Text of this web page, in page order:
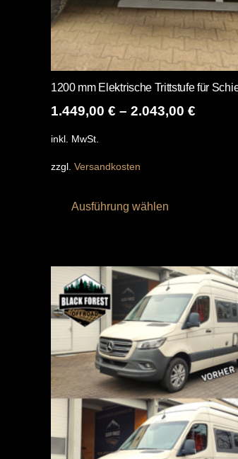
1200 mm Elektrische Trittstufe für
1.449,00 € – 2.043,00 €
inkl. MwSt.
zzgl. Versandkosten
Ausführung wählen
auf.
Die
können
auf
der
gewählt
werden